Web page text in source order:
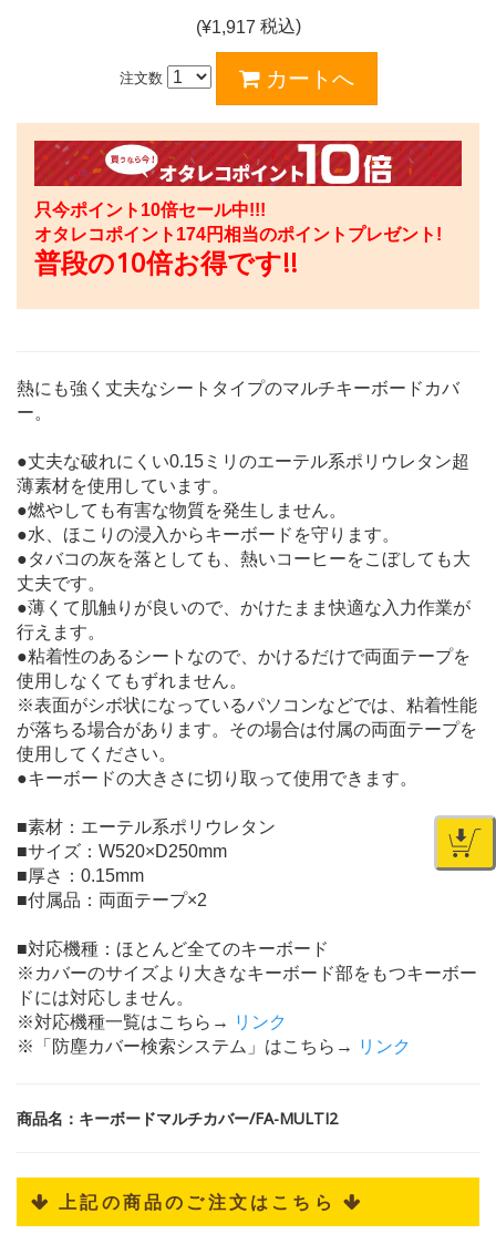
(¥1,917 税込)
注文数
只今ポイント10倍セール中!!!
オタレコポイント 174円相当のポイントプレゼント!
普段の10倍お得です!!
熱にも強く丈夫なシートタイプのマルチキーボードカバ
ー。
●丈夫な破れにくい0.15ミリのエーテル系ポリウレタン超
薄素材を使用しています。
●燃やしても有害な物質を発生しません。
●水、ほこりの浸入からキーボードを守ります。
●タバコの灰を落としても、熱いコーヒーをこぼしても大
丈夫です。
●薄くて肌触りが良いので、かけたまま快適な入力作業が
行えます。
●粘着性のあるシートなので、かけるだけで両面テープを
使用しなくてもずれません。
※表面がシボ状になっているパソコンなどでは、粘着性能
が落ちる場合があります。その場合は付属の両面テープを
使用してください。
●キーボードの大きさに切り取って使用できます。
■素材：エーテル系ポリウレタン
■サイズ：W520×D250mm
■厚さ：0.15mm
■付属品：両面テープ×2
■対応機種：ほとんど全てのキーボード
※カバーのサイズより大きなキーボード部をもつキーボー
ドには対応しません。
※対応機種一覧はこちら→ リンク
※「防塵カバー検索システム」はこちら→ リンク
商品名：キーボードマルチカバー/FA-MULTI2
 上記の商品のご注文はこちら 